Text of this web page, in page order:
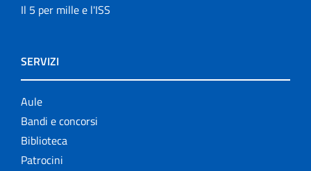
Il 5 per mille e l'ISS
SERVIZI
Aule
Bandi e concorsi
Biblioteca
Patrocini